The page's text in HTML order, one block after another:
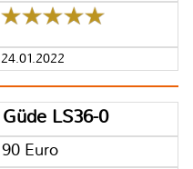
24.01.2022
Güde LS36-0
90 Euro